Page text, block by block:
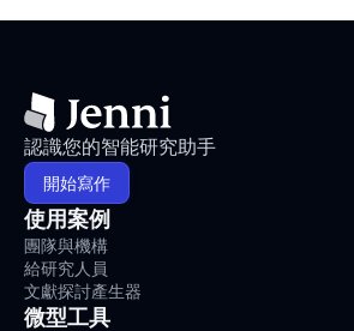
認識您的智能研究助手
開始寫作
使用案例
團隊與機構
給研究人員
文獻探討產生器
微型工具